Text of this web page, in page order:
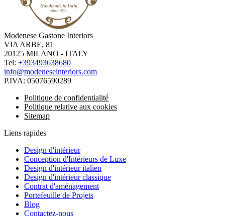
Modenese Gastone Interiors
VIA ARBE, 81
20125 MILANO - ITALY
Tel: +393493638680
info@modeneseinteriors.com
P.IVA: 05076590289
Politique de confidentialité
Politique relative aux cookies
Sitemap
Liens rapides
Design d'intérieur
Conception d'Intérieurs de Luxe
Design d'intérieur italien
Design d'intérieur classique
Contrat d'aménagement
Portefeuille de Projets
Blog
Contactez-nous